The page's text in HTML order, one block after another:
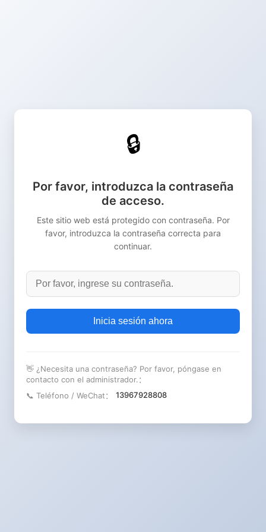
🔒
Por favor, introduzca la contraseña
de acceso.
Este sitio web está protegido con contraseña. Por
favor, introduzca la contraseña correcta para
continuar.
Inicia sesión ahora
👋 ¿Necesita una contraseña? Por favor, póngase en
contacto con el administrador.：
📞 Teléfono / WeChat：
13967928808